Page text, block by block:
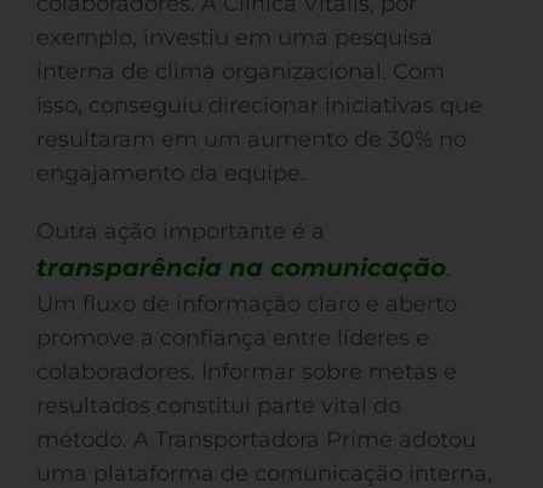
exemplo, investiu em uma pesquisa
interna de clima organizacional. Com
isso, conseguiu direcionar iniciativas que
resultaram em um aumento de 30% no
engajamento da equipe.
Outra ação importante é a
transparência na comunicação.
Um fluxo de informação claro e aberto
promove a confiança entre líderes e
colaboradores. Informar sobre metas e
resultados constitui parte vital do
método. A Transportadora Prime adotou
uma plataforma de comunicação interna,